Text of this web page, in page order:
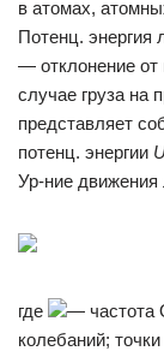
в атомах,
Потенц. энергия
— отклонение от
случае груза на
представляет
потенц. энергии
Ур-ние движения
где — частота
колебаний;